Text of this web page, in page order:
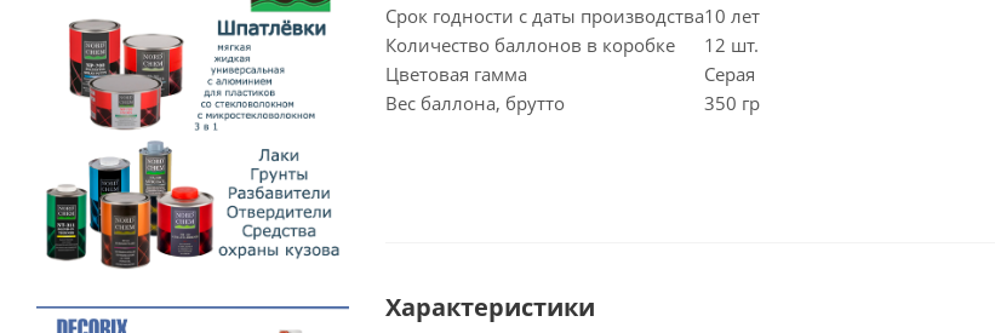
Срок годности с даты производства10 лет
Количество баллонов в коробке
12 шт.
Цветовая гамма
Серая
Вес баллона, брутто
350 гр
Характеристики